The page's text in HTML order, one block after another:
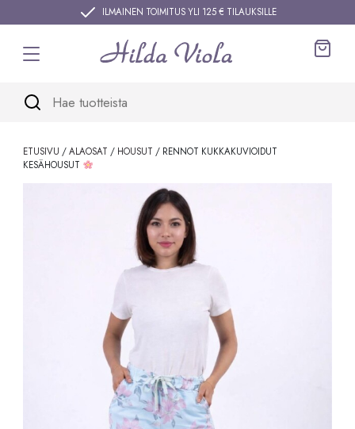
ILMAINEN TOIMITUS YLI 125 € TILAUKSILLE
ETUSIVU /ALAOSAT / HOUSUT / RENNOT KUKKAKUVIOIDUT
KESÄHOUSUT